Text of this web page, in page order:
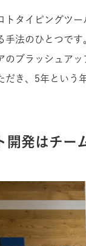
トタイピングツ
法のひとつです
のブラッシュア
だき、5年という
開発はチー